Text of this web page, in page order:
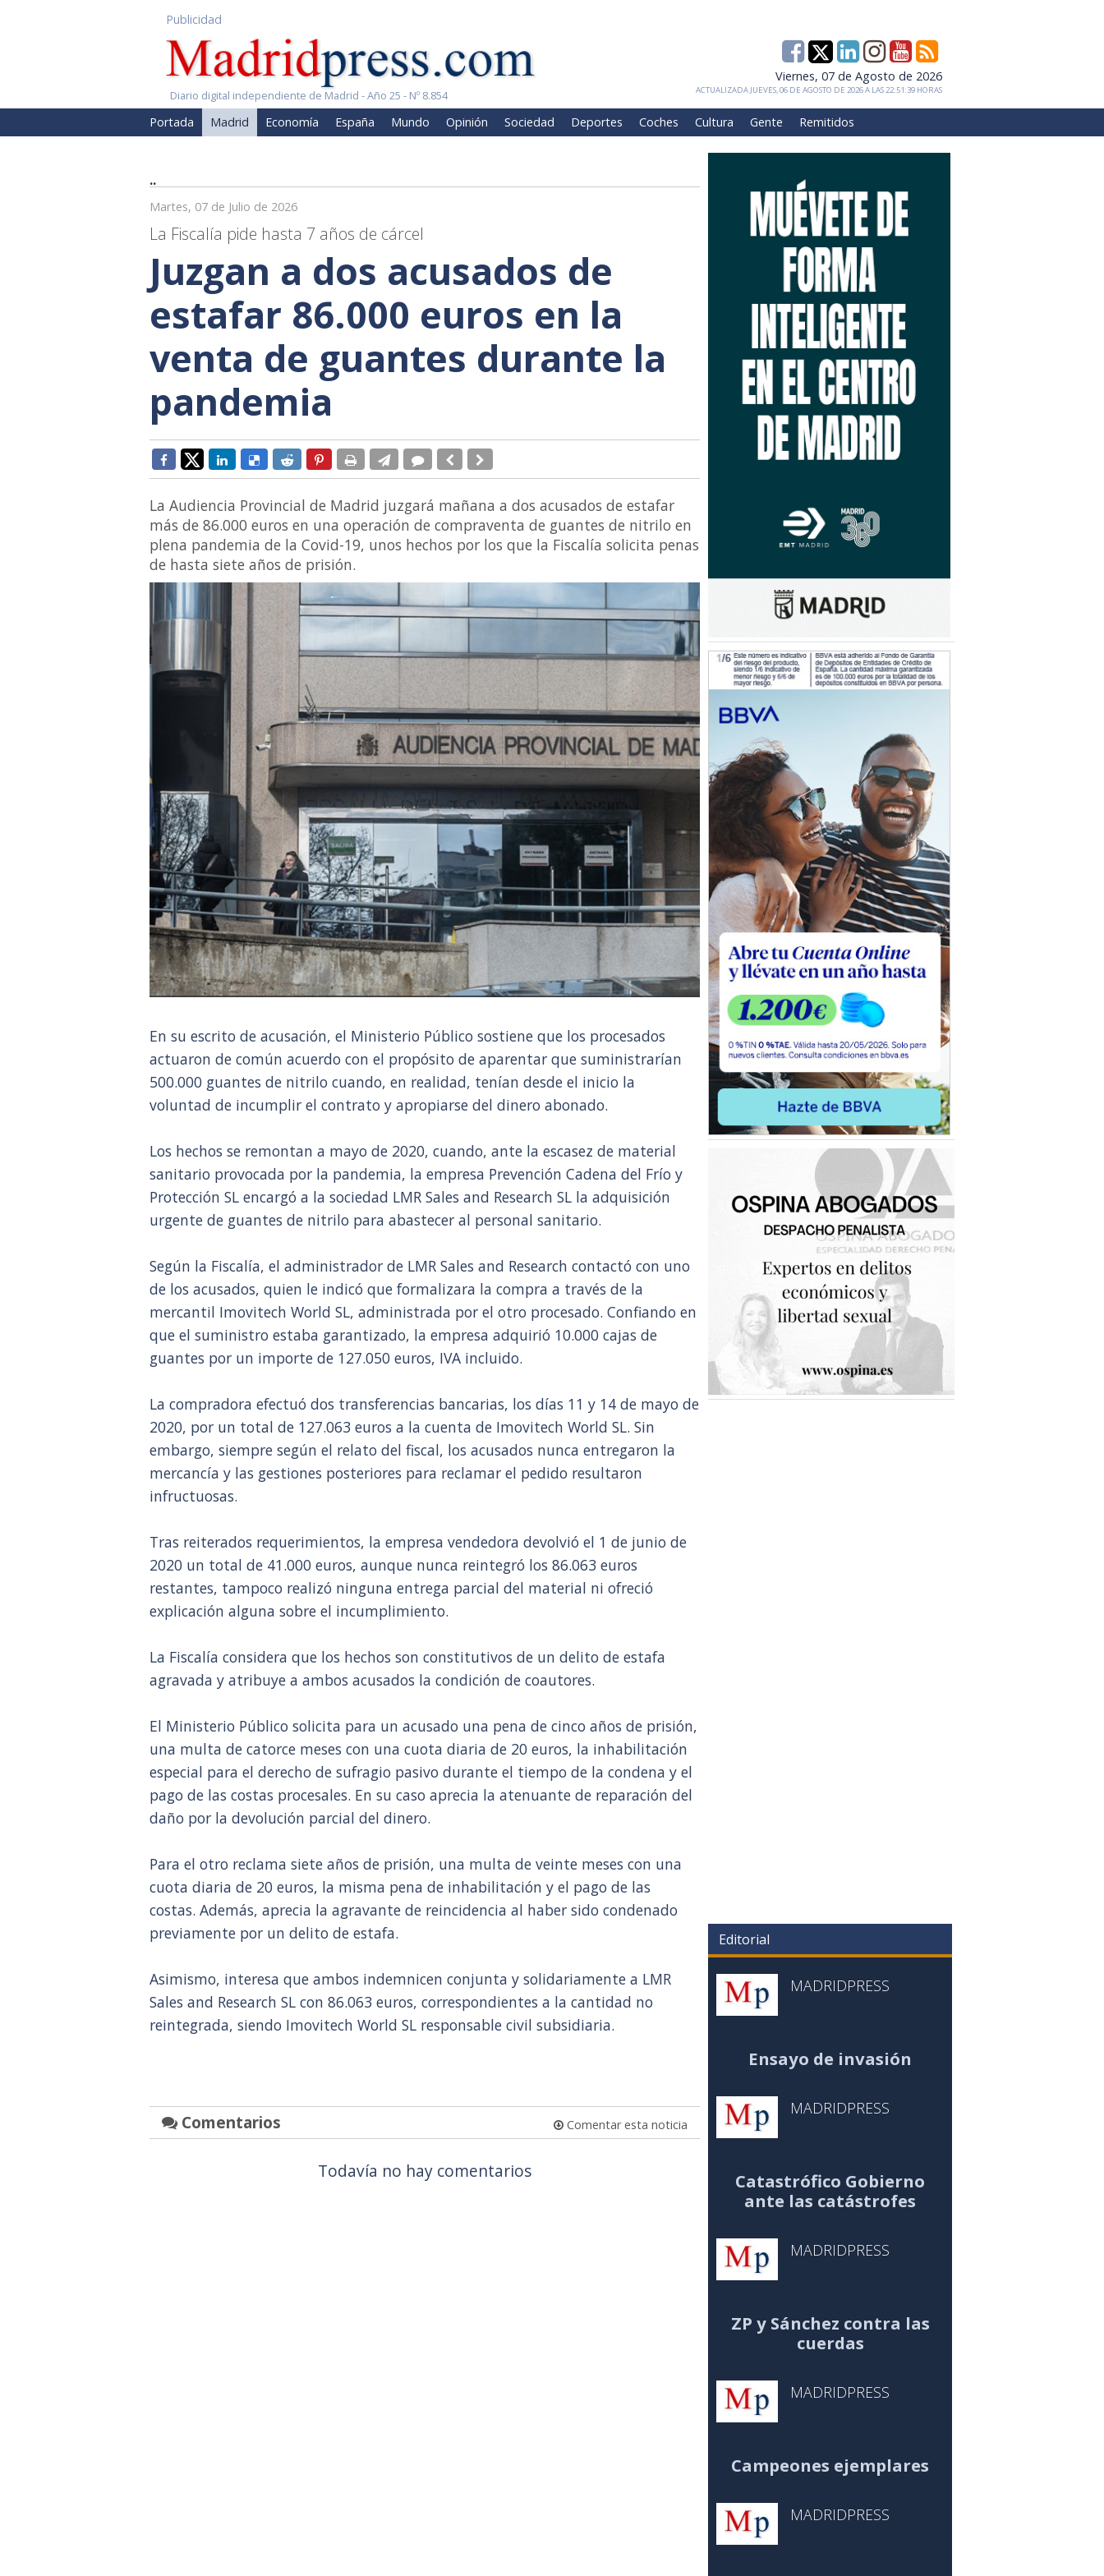
Publicidad
Diario digital independiente de Madrid - Año 25 - Nº 8.854
Viernes, 07 de Agosto de 2026
ACTUALIZADA JUEVES, 06 DE AGOSTO DE 2026 A LAS 22:51:39 HORAS
Portada Madrid Economía España Mundo Opinión Sociedad Deportes Coches Cultura Gente Remitidos
..
Martes, 07 de Julio de 2026
La Fiscalía pide hasta 7 años de cárcel
Juzgan a dos acusados de
estafar 86.000 euros en la
venta de guantes durante la
pandemia
La Audiencia Provincial de Madrid juzgará mañana a dos acusados de estafar
más de 86.000 euros en una operación de compraventa de guantes de nitrilo en
plena pandemia de la Covid-19, unos hechos por los que la Fiscalía solicita penas
de hasta siete años de prisión.
En su escrito de acusación, el Ministerio Público sostiene que los procesados
actuaron de común acuerdo con el propósito de aparentar que suministrarían
500.000 guantes de nitrilo cuando, en realidad, tenían desde el inicio la
voluntad de incumplir el contrato y apropiarse del dinero abonado.
Los hechos se remontan a mayo de 2020, cuando, ante la escasez de material
sanitario provocada por la pandemia, la empresa Prevención Cadena del Frío y
Protección SL encargó a la sociedad LMR Sales and Research SL la adquisición
urgente de guantes de nitrilo para abastecer al personal sanitario.
Según la Fiscalía, el administrador de LMR Sales and Research contactó con uno
de los acusados, quien le indicó que formalizara la compra a través de la
mercantil Imovitech World SL, administrada por el otro procesado. Confiando en
que el suministro estaba garantizado, la empresa adquirió 10.000 cajas de
guantes por un importe de 127.050 euros, IVA incluido.
La compradora efectuó dos transferencias bancarias, los días 11 y 14 de mayo de
2020, por un total de 127.063 euros a la cuenta de Imovitech World SL. Sin
embargo, siempre según el relato del fiscal, los acusados nunca entregaron la
mercancía y las gestiones posteriores para reclamar el pedido resultaron
infructuosas.
Tras reiterados requerimientos, la empresa vendedora devolvió el 1 de junio de
2020 un total de 41.000 euros, aunque nunca reintegró los 86.063 euros
restantes, tampoco realizó ninguna entrega parcial del material ni ofreció
explicación alguna sobre el incumplimiento.
La Fiscalía considera que los hechos son constitutivos de un delito de estafa
agravada y atribuye a ambos acusados la condición de coautores.
El Ministerio Público solicita para un acusado una pena de cinco años de prisión,
una multa de catorce meses con una cuota diaria de 20 euros, la inhabilitación
especial para el derecho de sufragio pasivo durante el tiempo de la condena y el
pago de las costas procesales. En su caso aprecia la atenuante de reparación del
daño por la devolución parcial del dinero.
Para el otro reclama siete años de prisión, una multa de veinte meses con una
cuota diaria de 20 euros, la misma pena de inhabilitación y el pago de las
costas. Además, aprecia la agravante de reincidencia al haber sido condenado
previamente por un delito de estafa.
Asimismo, interesa que ambos indemnicen conjunta y solidariamente a LMR
Sales and Research SL con 86.063 euros, correspondientes a la cantidad no
reintegrada, siendo Imovitech World SL responsable civil subsidiaria.
Comentarios Comentar esta noticia
Todavía no hay comentarios
Editorial
MADRIDPRESS
Ensayo de invasión
MADRIDPRESS
Catastrófico Gobierno
ante las catástrofes
MADRIDPRESS
ZP y Sánchez contra las
cuerdas
MADRIDPRESS
Campeones ejemplares
MADRIDPRESS